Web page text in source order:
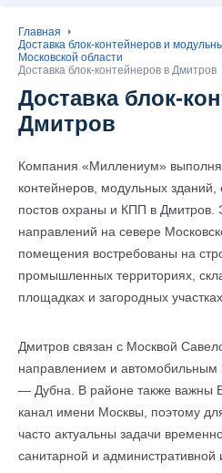
Главная
Доставка блок-контейнеров и
Московской области
Доставка блок-контейнеров в Дмитров
Доставка блок-
Дмитров
Компания «Миллениум»
контейнеров, модульных зданий,
постов охраны и КПП в Дмитров.
направлений на севере
помещения востребованы на
промышленных территориях,
площадках и загородных участках.
Дмитров связан с Москвой
направлением и
— Дубна. В районе также важны
канал имени Москвы, поэтому
часто актуальны задачи
санитарной и административной